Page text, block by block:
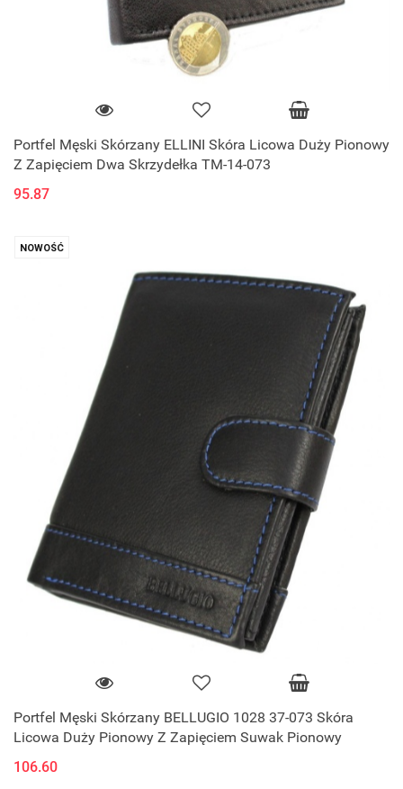
Portfel Męski Skórzany ELLINI Skóra Licowa Duży Pionowy
Z Zapięciem Dwa Skrzydełka TM-14-073
95.87
NOWOŚĆ
Portfel Męski Skórzany BELLUGIO 1028 37-073 Skóra
Licowa Duży Pionowy Z Zapięciem Suwak Pionowy
106.60